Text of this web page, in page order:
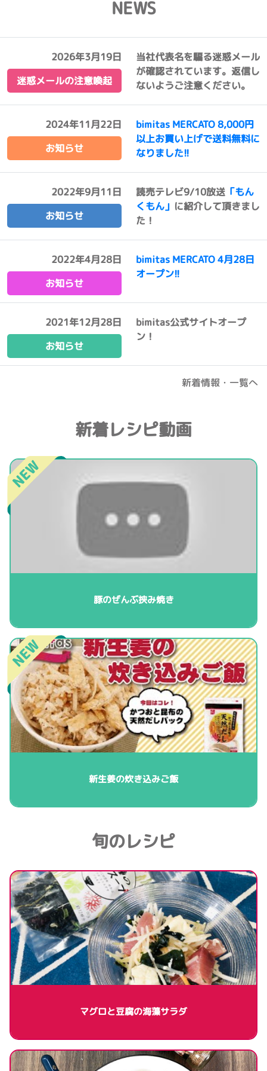
NEWS
2026年3月19日
迷惑メールの注意喚起
当社代表名を騙る迷惑メール
が確認されています。返信し
ないようご注意ください。
2024年11月22日
お知らせ
bimitas MERCATO 8,000円
以上お買い上げで送料無料に
なりました!!
2022年9月11日
お知らせ
読売テレビ9/10放送 「もん
くもん」 に紹介して頂きまし
た！
2022年4月28日
お知らせ
bimitas MERCATO 4月28日
オープン!!
2021年12月28日
お知らせ
bimitas公式サイトオープ
ン！
新着情報・一覧へ
新着レシピ動画
豚のぜんぶ挟み焼き
新生姜の炊き込みご飯
旬のレシピ
マグロと豆腐の海藻サラダ